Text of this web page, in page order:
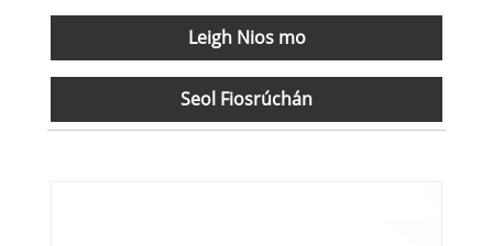
Leigh Nios mo
Seol Fiosrúchán